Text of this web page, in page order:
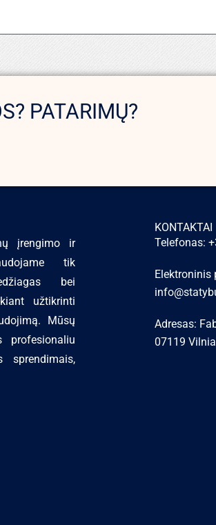
PATARIMŲ?
įrengimo ir
tik
bei
užtikrinti
Mūsų
profesionaliu
sprendimais,
KONTAKTAI
Telefonas:
Elektroninis
Adresas:
07119